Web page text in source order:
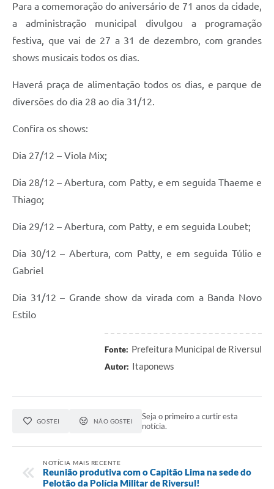
Para a comemoração do aniversário de 71 anos da cidade,
a administração municipal divulgou a programação
festiva, que vai de 27 a 31 de dezembro, com grandes
shows musicais todos os dias.
Haverá praça de alimentação todos os dias, e parque de
diversões do dia 28 ao dia 31/12.
Confira os shows:
Dia 27/12 – Viola Mix;
Dia 28/12 – Abertura, com Patty, e em seguida Thaeme e
Thiago;
Dia 29/12 – Abertura, com Patty, e em seguida Loubet;
Dia 30/12 – Abertura, com Patty, e em seguida Túlio e
Gabriel
Dia 31/12 – Grande show da virada com a Banda Novo
Estilo
Fonte: Prefeitura Municipal de Riversul
Autor: Itaponews
GOSTEI NÃO GOSTEI
Seja o primeiro a curtir esta
notícia.
NOTÍCIA MAIS RECENTE
Reunião produtiva com o Capitão Lima na sede do
Pelotão da Polícia Militar de Riversul!